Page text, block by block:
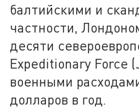
балтийскими и
частности,
десяти
Expeditionary Force
военными
долларов в год.